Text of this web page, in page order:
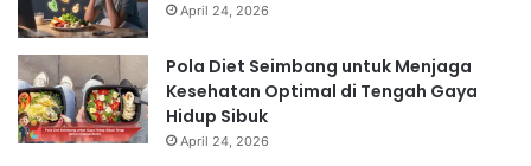
April 24, 2026
Pola Diet Seimbang untuk Menjaga
Kesehatan Optimal di Tengah Gaya
Hidup Sibuk
April 24, 2026